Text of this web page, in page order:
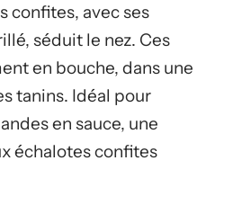
confites, avec ses
séduit le nez. Ces
en bouche, dans une
tanins. Idéal pour
en sauce, une
échalotes confites